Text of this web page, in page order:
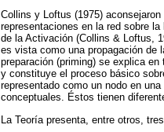
Collins y Loftus (1975)
representaciones en la red sobre
de la Activación (Collins & Loftus,
es vista como una propagación de
preparación (priming) se explica
y constituye el proceso básico
representado como un nodo en
conceptuales. Éstos tienen
La Teoría presenta, entre otros,